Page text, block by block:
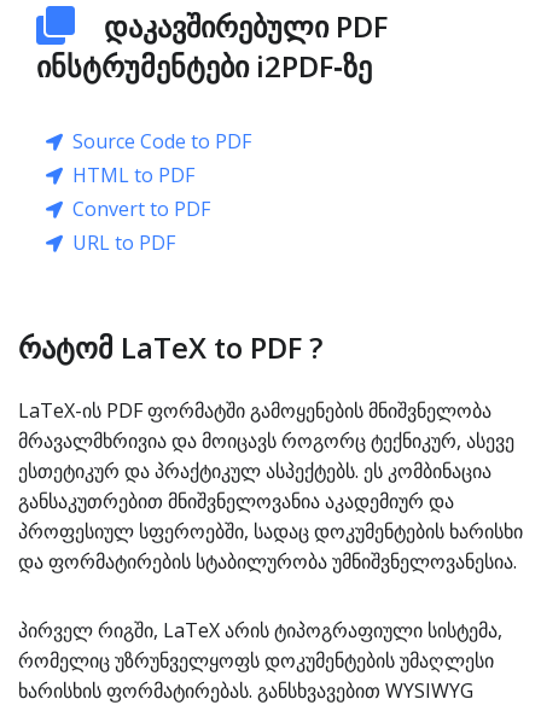
დაკავშირებული PDF
ინსტრუმენტები i2PDF‑ზე
Source Code to PDF
HTML to PDF
Convert to PDF
URL to PDF
რატომ LaTeX to PDF ?
LaTeX-ის PDF ფორმატში გამოყენების მნიშვნელობა
მრავალმხრივია და მოიცავს როგორც ტექნიკურ, ასევე
ესთეტიკურ და პრაქტიკულ ასპექტებს. ეს კომბინაცია
განსაკუთრებით მნიშვნელოვანია აკადემიურ და
პროფესიულ სფეროებში, სადაც დოკუმენტების ხარისხი
და ფორმატირების სტაბილურობა უმნიშვნელოვანესია.
პირველ რიგში, LaTeX არის ტიპოგრაფიული სისტემა,
რომელიც უზრუნველყოფს დოკუმენტების უმაღლესი
ხარისხის ფორმატირებას. განსხვავებით WYSIWYG